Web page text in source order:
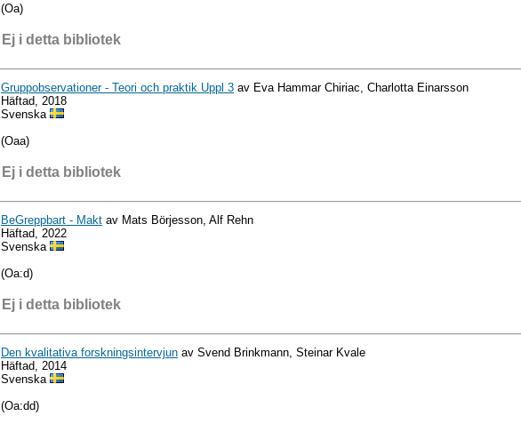
(Oa)
Ej i detta bibliotek
Gruppobservationer - Teori och praktik Uppl 3 av Eva Hammar Chiriac, Charlotta Einarsson
Häftad, 2018
Svenska
(Oaa)
Ej i detta bibliotek
BeGreppbart - Makt av Mats Börjesson, Alf Rehn
Häftad, 2022
Svenska
(Oa:d)
Ej i detta bibliotek
Den kvalitativa forskningsintervjun av Svend Brinkmann, Steinar Kvale
Häftad, 2014
Svenska
(Oa:dd)